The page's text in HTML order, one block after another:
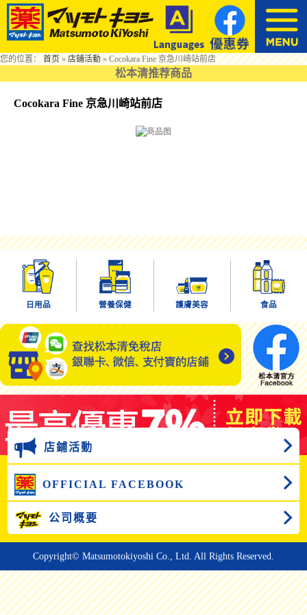
您的位置：首页»店鋪活動»Cocokara Fine 京急川崎站前店
松本清推荐商品
Cocokara Fine 京急川崎站前店
日用品 營養保健 護膚美容 食品
店鋪活動
OFFICIAL FACEBOOK
公司概要
Copyright© Matsumotokiyoshi Co., Ltd. All Rights Reserved.